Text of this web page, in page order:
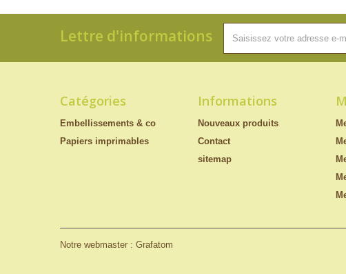
Lettre d'informations
Catégories
Embellissements & co
Papiers imprimables
Informations
Nouveaux produits
Contact
sitemap
Notre webmaster : Grafatom